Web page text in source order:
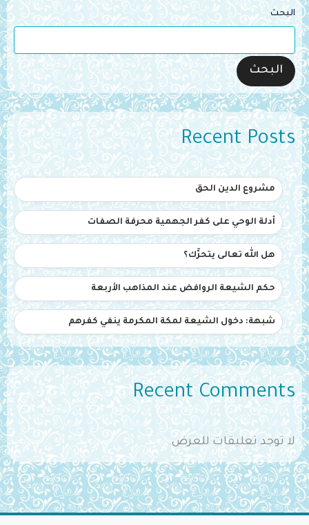
البحث
البحث
Recent Posts
مشروع الدين الحق
أدلة الوحي على كفر الجهمية محرفة الصفات
هل الله تعالى يتحرَّك؟
حكم الشيعة الروافض عند المذاهب الأربعة
شبهة: دخول الشيعة لمكة المكرمة ينفي كفرهم
Recent Comments
لا توجد تعليقات للعرض.